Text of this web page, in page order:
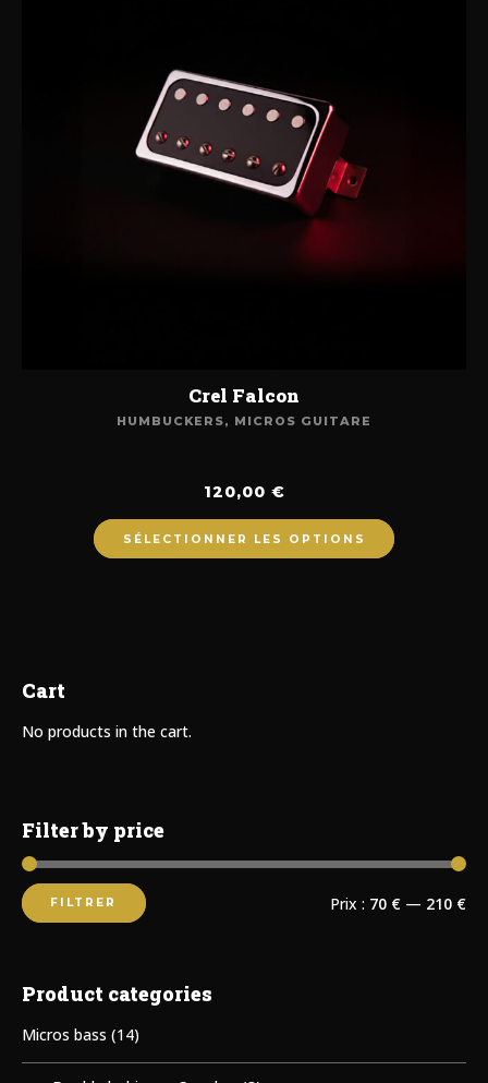
Crel Falcon
HUMBUCKERS, MICROS GUITARE
120,00 €
SÉLECTIONNER LES OPTIONS
Cart
No products in the cart.
Filter by price
FILTRER Prix : 70 € — 210 €
Product categories
Micros bass (14)